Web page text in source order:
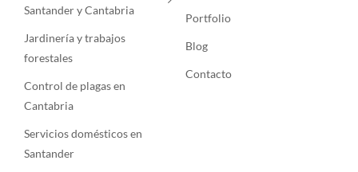
Santander y Cantabria
Jardinería y trabajos
forestales
Control de plagas en
Cantabria
Servicios domésticos en
Santander
Portfolio
Blog
Contacto